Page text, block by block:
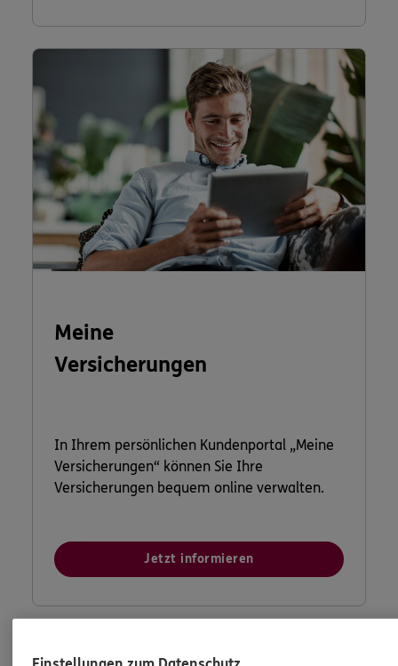
Meine
Versicherungen
In Ihrem persönlichen Kundenportal „Meine
Versicherungen“ können Sie Ihre
Versicherungen bequem online verwalten.
Jetzt informieren